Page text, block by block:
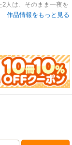
人は、そのまま一夜を
と連れ出されるが、自
さらに驚いた。「も
ークと恋に落ちたもの
す。ゴージャスな雰
作品情報をもっと見る